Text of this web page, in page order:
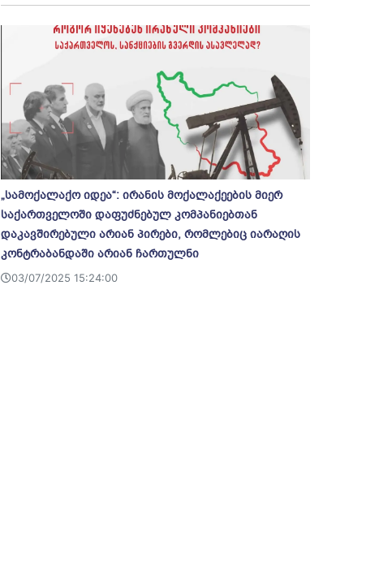
„სამოქალაქო იდეა“: ირანის მოქალაქეების მიერ
საქართველოში დაფუძნებულ კომპანიებთან
დაკავშირებული არიან პირები, რომლებიც იარაღის
კონტრაბანდაში არიან ჩართულნი
03/07/2025 15:24:00